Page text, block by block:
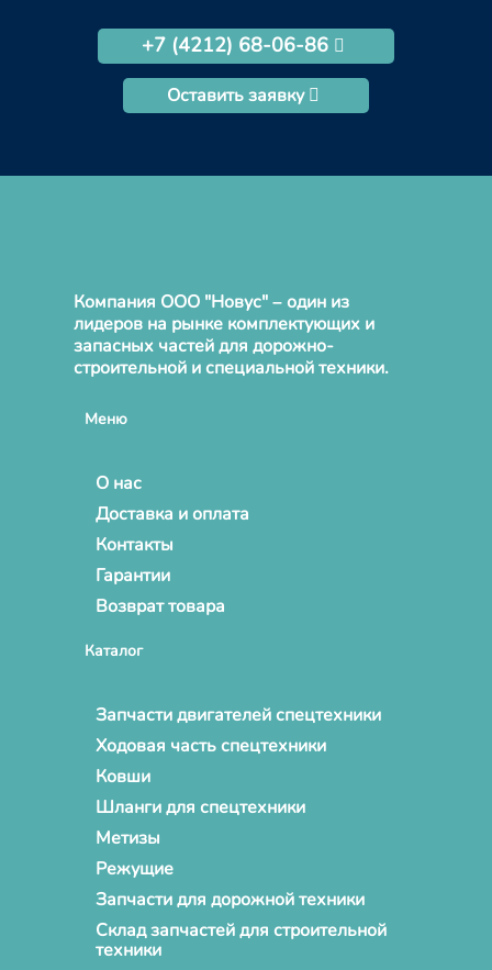
+7 (4212) 68-06-86
Оставить заявку
Компания ООО "Новус" – один из
лидеров на рынке комплектующих и
запасных частей для дорожно-
строительной и специальной техники.
Меню
О нас
Доставка и оплата
Контакты
Гарантии
Возврат товара
Каталог
Запчасти двигателей спецтехники
Ходовая часть спецтехники
Ковши
Шланги для спецтехники
Метизы
Режущие
Запчасти для дорожной техники
Склад запчастей для строительной
техники